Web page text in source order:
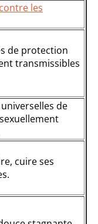
les
de protection
transmissibles
de
cuire ses